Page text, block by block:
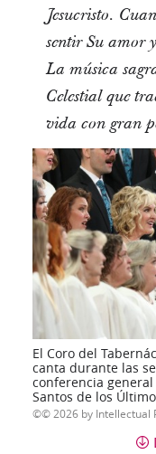
Jesucristo.
sentir Su amor
La música
Celestial que
vida con gran
El Coro del
canta durante las
conferencia general
Santos de los
© 2026 by Intellectual